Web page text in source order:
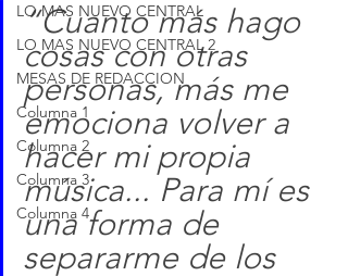
LO MAS NUEVO CENTRAL
LO MAS NUEVO CENTRAL 2
MESAS DE REDACCION
Columna 1
Columna 2
Columna 3
Columna 4
“Cuanto más hago
cosas con otras
personas, más me
emociona volver a
hacer mi propia
música... Para mí es
una forma de
separarme de los